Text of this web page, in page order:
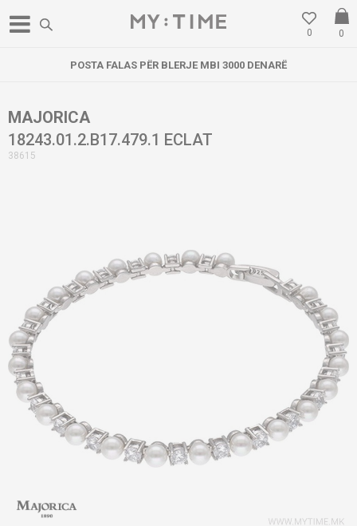
0
0
POSTA FALAS PËR BLERJE MBI 3000 DENARË
MAJORICA
18243.01.2.B17.479.1 ECLAT
38615